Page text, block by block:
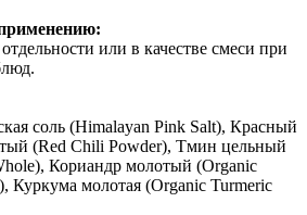
или в качестве смеси при
соль (Himalayan Pink Salt), Красный
(Red Chili Powder), Тмин цельный
Кориандр молотый (Organic
Куркума молотая (Organic Turmeric